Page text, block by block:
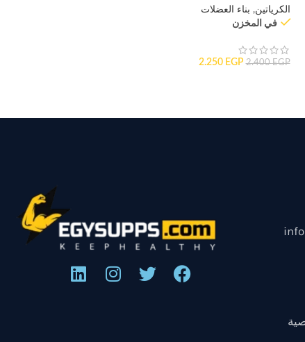
الكرياتين, بناء العضلات
في المخزن
2.400EGP
2.250 EGP